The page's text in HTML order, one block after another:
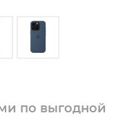
по выгодной